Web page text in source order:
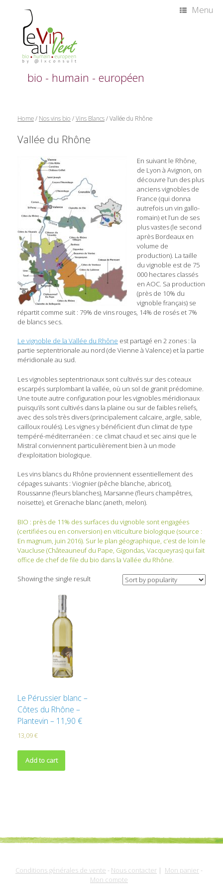
bio - humain - européen
Menu
Home/ Nos vins bio /Vins Blancs/ Vallée du Rhône
Vallée du Rhône
En suivant le Rhône,
de Lyon à Avignon, on
découvre l’un des plus
anciens vignobles de
France (qui donna
autrefois un vin gallo-
romain) et l’un de ses
plus vastes (le second
après Bordeaux en
volume de
production). La taille
du vignoble est de 75
000 hectares classés
en AOC. Sa production
(près de 10% du
vignoble français) se
répartit comme suit : 79% de vins rouges, 14% de rosés et 7%
de blancs secs.
Le vignoble de la Vallée du Rhône est partagé en 2 zones : la
partie septentrionale au nord (de Vienne à Valence) et la partie
méridionale au sud.
Les vignobles septentrionaux sont cultivés sur des coteaux
escarpés surplombant la vallée, où un sol de granit prédomine.
Une toute autre configuration pour les vignobles méridionaux
puisqu’ils sont cultivés dans la plaine ou sur de faibles reliefs,
avec des sols très divers (principalement calcaire, argile, sable,
cailloux roulés). Les vignes y bénéficient d’un climat de type
tempéré-méditerranéen : ce climat chaud et sec ainsi que le
Mistral conviennent particulièrement bien à un mode
d’exploitation biologique.
Les vins blancs du Rhône proviennent essentiellement des
cépages suivants : Viognier (pêche blanche, abricot),
Roussanne (fleurs blanches), Marsanne (fleurs champêtres,
noisette), et Grenache blanc (aneth, melon).
BIO : près de 11% des surfaces du vignoble sont engagées
(certifiées ou en conversion) en viticulture biologique (source :
En magnum, juin 2016). Sur le plan géographique, c’est de loin le
Vaucluse (Châteauneuf du Pape, Gigondas, Vacqueyras) qui fait
office de chef de file du bio dans la Vallée du Rhône.
Showing the single result
Le Pérussier blanc –
Côtes du Rhône –
Plantevin – 11,90 €
13,09€
Add to cart
Conditions générales de vente - Nous contacter | Mon panier -
Mon compte